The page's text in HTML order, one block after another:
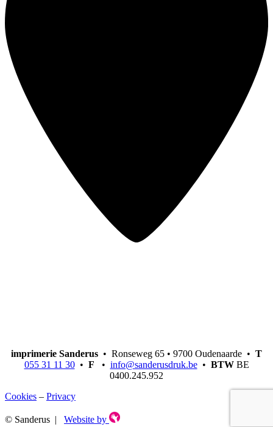
imprimerie Sanderus • Ronseweg 65 • 9700 Oudenaarde • T
055 31 11 30• F • info@sanderusdruk.be• BTWBE
0400.245.952
Cookies – Privacy
© Sanderus | Website by